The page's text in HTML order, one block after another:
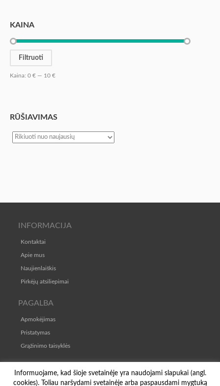
KAINA
Filtruoti
Kaina: 0 € — 10 €
RŪŠIAVIMAS
INFORMACIJA
Kontaktai
Apie mus
Naujienlaiškis
Pirkėjų atsiliepimai
PAGALBA
Apmokėjimas
Pristatymas
Grąžinimo taisyklės
Pirkimo-pardavimo taisyklės
Informuojame, kad šioje svetainėje yra naudojami slapukai (angl.
cookies). Toliau naršydami svetainėje arba paspausdami mygtuką